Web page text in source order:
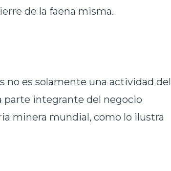
de la faena misma.
no es solamente una actividad del
integrante del negocio
minera mundial, como lo ilustra